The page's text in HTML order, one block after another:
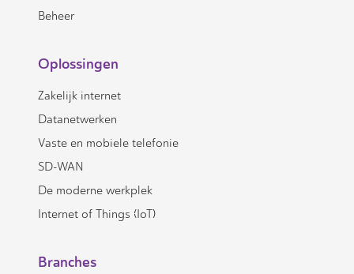
Beheer
Oplossingen
Zakelijk internet
Datanetwerken
Vaste en mobiele telefonie
SD-WAN
De moderne werkplek
Internet of Things (IoT)
Branches